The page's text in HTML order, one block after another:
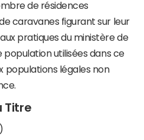
de résidences
caravanes figurant sur leur
pratiques du ministère de
population utilisées dans ce
populations légales non
Titre